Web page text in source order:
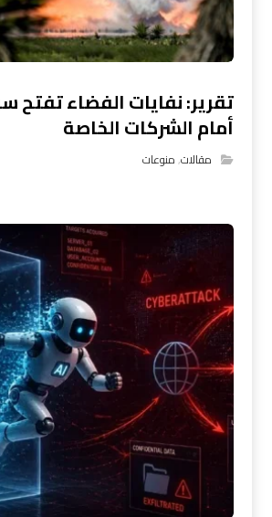
تقرير: نفايات الفضاء تفتح
أمام الشركات الخاصة
مقالات,منوعات